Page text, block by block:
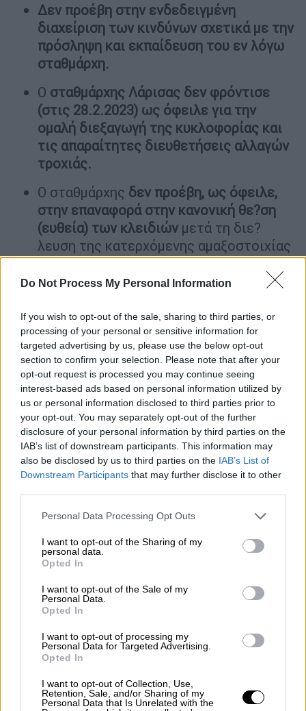
Do Not Process My Personal Information
If you wish to opt-out of the sale, sharing to third parties, or
processing of your personal or sensitive information for
targeted advertising by us, please use the below opt-out
section to confirm your selection. Please note that after your
opt-out request is processed you may continue seeing
interest-based ads based on personal information utilized by
us or personal information disclosed to third parties prior to
your opt-out. You may separately opt-out of the further
disclosure of your personal information by third parties on the
IAB’s list of downstream participants. This information may
also be disclosed by us to third parties on the IAB’s List of
Downstream Participants that may further disclose it to other
Please note that this website/app uses one or more Google
not limited to your visit or usage behaviour. You may click to
grant or deny consent to Google and its third-party tags to
use your data for below specified purposes in below Google
consent section.
Personal Data Processing Opt Outs
I want to opt-out of the Sharing of my
personal data.
Opted In
I want to opt-out of the Sale of my
Personal Data.
Opted In
I want to opt-out of processing my
Personal Data for Targeted Advertising.
Opted In
I want to opt-out of Collection, Use,
Retention, Sale, and/or Sharing of my
Personal Data that Is Unrelated with the
Δεν προέβη στην ενδεδειγμένη
διαχείριση των κινδύνων σχετικά με την
πρόσληψη και εκπαίδευση του εν λόγω
σταθμάρχη.
Ο σταθμάρχης Λάρισας δεν φρόντισε
(στις 28.2.2023) ως όφειλε για την
ομαλή διεξαγωγή της κυκλοφορίας και
τις απαραίτητες διευθετήσεις αλλαγών
τροχιάς.
Ο σταθμάρχης δεν προέβη, ως όφειλε,
στην επαναφορά στην κανονική θε?ση
(ευθεία) των κλειδιών μετά τη διε?
λευση της κατερχόμενης αμαξοστοιχίας
2597 και πριν δώσει εντολή αναχώρησης
στην επιβατική αμαξοστοιχία IC62/
τελευταία να κινηθεί αντίθετα στη
γραμμή καθόδου, αντί να κινηθεί
κανονικά στη γραμμή ανόδου.
Ο σταθμάρχης υπηρεσίας (ΣΣ Λάρισας)
δεν όρισε, ως όφειλε, στον αρμόδιο
Ελιγμοδηγό ή Κλειδούχο τη διαδρομή
την οποία έπρεπε να ακολουθήσει η
επιβατική αμαξοστοιχίαIC62/Αθήνα -
Θεσσαλονίκη κατά την ε?ξοδό της από
διήλθε η επιβατική αμαξοστοιχία IC62
είχαν διευθετηθεί, ώστε η εν λόγω
αμαξοστοιχία να ακολουθήσει την
Ο σταθμάρχης υπηρεσίας (ΣΣ Λάρισας)
επιβατικής αμαξοστοιχίας IC62/Αθήνα
Θεσσαλονίκη ολοκληρωμένες σωστές
και πλήρεις οδηγίες σχετικά με την
κίνηση της εν λόγω επιβατικής